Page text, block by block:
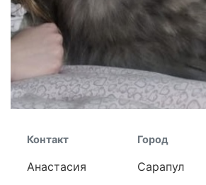
Контакт
Анастасия
Город
Сарапул